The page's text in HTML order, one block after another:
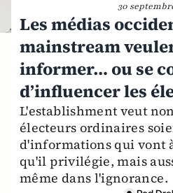
30
Les médias
mainstream
informer… ou se
d’influencer les
L'establishment veut
électeurs ordinaires
d'informations qui vont
qu'il privilégie, mais
même dans l'ignorance.